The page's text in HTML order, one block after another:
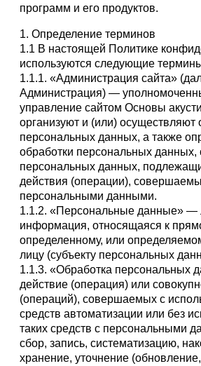
программ и его продуктов.
1. Определение терминов
1.1 В настоящей Политике
используются следующие
1.1.1. «Администрация сайта»
Администрация) —
управление сайтом Основы
организуют и (или) осуществляют
персональных данных, а также
обработки персональных данных,
персональных данных,
действия (операции),
персональными данными.
1.1.2. «Персональные данные» —
информация, относящаяся к
определенному, или
лицу (субъекту персональных
1.1.3. «Обработка персональных
действие (операция) или
(операций), совершаемых с
средств автоматизации или без
таких средств с персональными
сбор, запись, систематизацию,
хранение, уточнение